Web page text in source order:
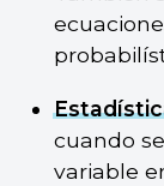
cuando
variable